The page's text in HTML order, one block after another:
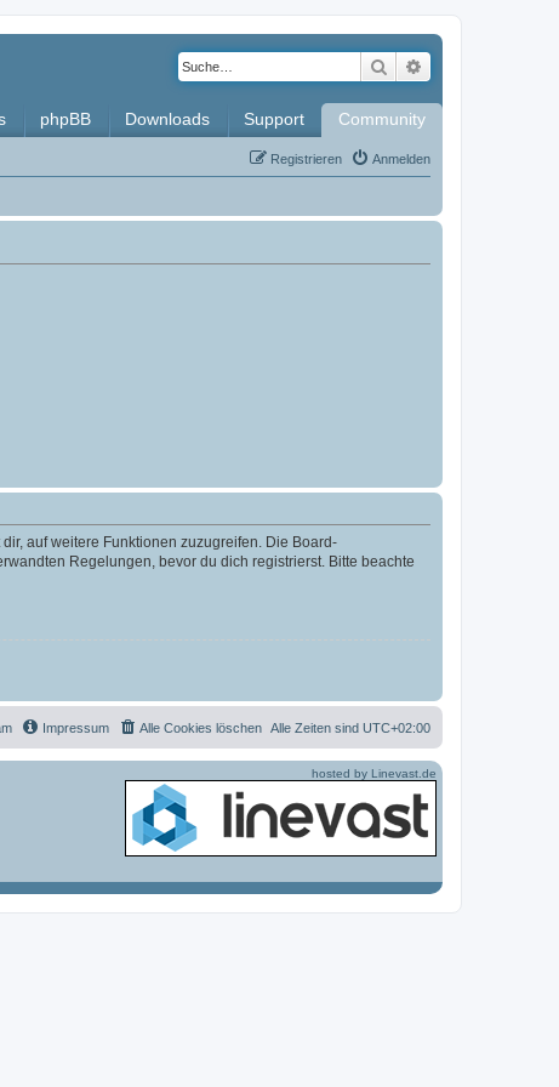
Suche
phpBB Downloads Support Community
Anmelden
Registrieren
auf weitere Funktionen zuzugreifen. Die Board-
Regelungen, bevor du dich registrierst. Bitte beachte
Alle Zeiten sind UTC+02:00
Alle Cookies löschen
Impressum
hosted by Linevast.de